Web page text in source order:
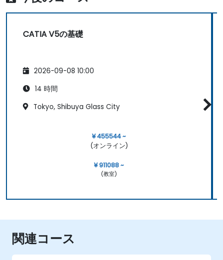
CATIA V5の基礎
2026-09-08 10:00
14 時間
Tokyo, Shibuya Glass City
¥ 455544 ~
(オンライン)
¥ 911088 ~
(教室)
関連コース